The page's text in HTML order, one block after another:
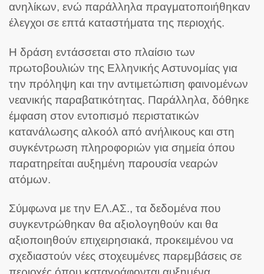
ανηλίκων, ενώ παράλληλα πραγματοποιήθηκαν
έλεγχοι σε επτά καταστήματα της περιοχής.
Η δράση εντάσσεται στο πλαίσιο των
πρωτοβουλιών της Ελληνικής Αστυνομίας για
την πρόληψη και την αντιμετώπιση φαινομένων
νεανικής παραβατικότητας. Παράλληλα, δόθηκε
έμφαση στον εντοπισμό περιστατικών
κατανάλωσης αλκοόλ από ανήλικους και στη
συγκέντρωση πληροφοριών για σημεία όπου
παρατηρείται αυξημένη παρουσία νεαρών
ατόμων.
Σύμφωνα με την ΕΛ.ΑΣ., τα δεδομένα που
συγκεντρώθηκαν θα αξιολογηθούν και θα
αξιοποιηθούν επιχειρησιακά, προκειμένου να
σχεδιαστούν νέες στοχευμένες παρεμβάσεις σε